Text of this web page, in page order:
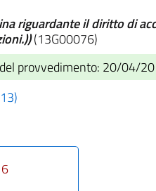
riguardante il diritto di
(13G00076)
provvedimento: 20/04/